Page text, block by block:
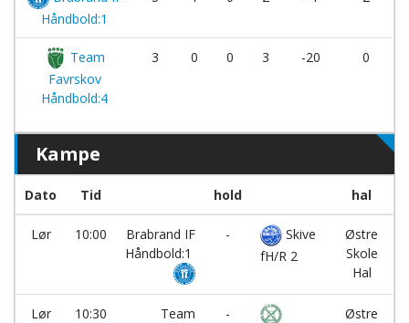
Håndbold:1
Team
Favrskov
Håndbold:4
3 0 0 3 -20 0
Kampe
Dato Tid hold hal
Lør 10:00
Brabrand IF
Håndbold:1
-
Skive
fH/R 2
Østre
Skole
Hal
Lør 10:30
Team
-
Østre